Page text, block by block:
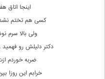
اینجا اتاق
کسی هم تختم
ولی بالا سرم
دکتر دلیلش رو
ضربه خوردم
خرابم این روزا